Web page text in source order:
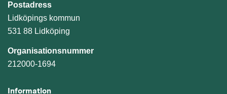
Postadress
Lidköpings kommun
531 88 Lidköping
Organisationsnummer
212000-1694
Information